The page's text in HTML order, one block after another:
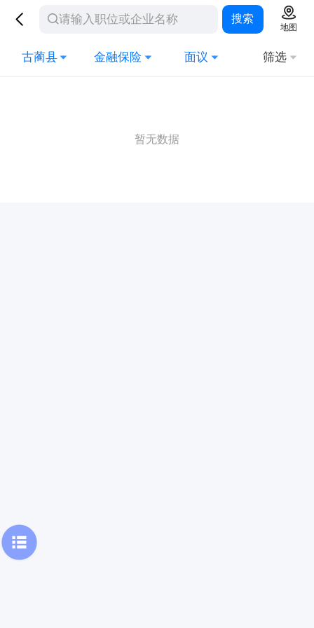
搜索
地图
古蔺县 金融保险 面议 筛选
暂无数据